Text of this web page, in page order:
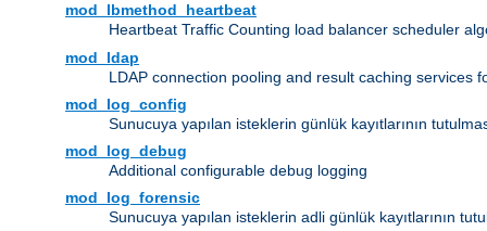
mod_lbmethod_heartbeat
Heartbeat Traffic Counting load balancer scheduler
mod_ldap
LDAP connection pooling and result caching services
mod_log_config
Sunucuya yapılan isteklerin günlük kayıtlarının
mod_log_debug
Additional configurable debug logging
mod_log_forensic
Sunucuya yapılan isteklerin adli günlük kayıtlarının